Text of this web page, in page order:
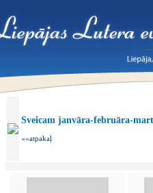
Sveicam janvāra-februāra-
««atpakaļ